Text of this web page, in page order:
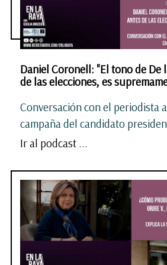
Daniel Coronell: "El tono de De
de las elecciones, es
Conversación con el periodista
campaña del candidato
Ir al podcast ...